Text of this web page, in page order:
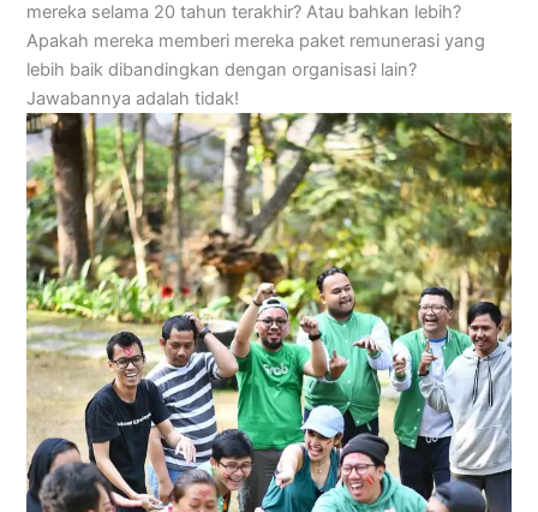
mereka selama 20 tahun terakhir? Atau bahkan lebih?
Apakah mereka memberi mereka paket remunerasi yang
lebih baik dibandingkan dengan organisasi lain?
Jawabannya adalah tidak!